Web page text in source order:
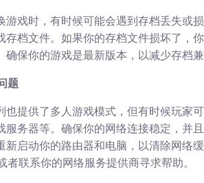
游戏时，有时候可能会遇到存档丢失或
存档文件。如果你的存档文件损坏了，
确保你的游戏是最新版本，以减少存档兼
题
也提供了多人游戏模式，但有时候玩家
服务器等。确保你的网络连接稳定，并
新启动你的路由器和电脑，以清除网络
者联系你的网络服务提供商寻求帮助。